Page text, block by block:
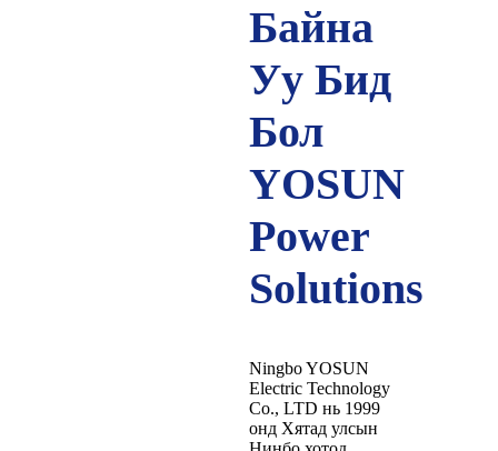
Байна
Уу Бид
Бол
YOSUN
Power
Solutions
Ningbo YOSUN
Electric Technology
Co., LTD нь 1999
онд Хятад улсын